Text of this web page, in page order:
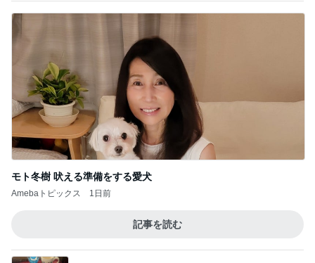
モト冬樹 吠える準備をする愛犬
Amebaトピックス 1日前
記事を読む